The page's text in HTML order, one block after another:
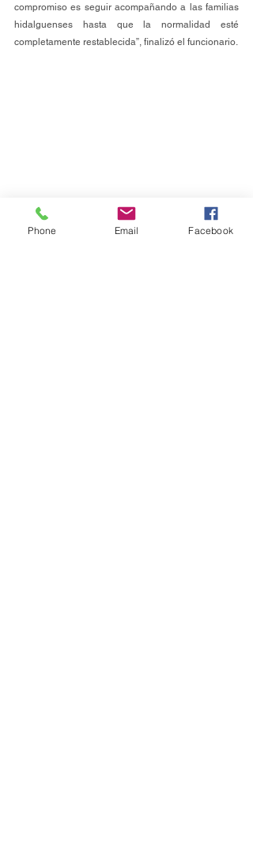
compromiso es seguir acompañando a las familias
hidalguenses hasta que la normalidad esté
completamente restablecida”, finalizó el funcionario.
Phone Email Facebook